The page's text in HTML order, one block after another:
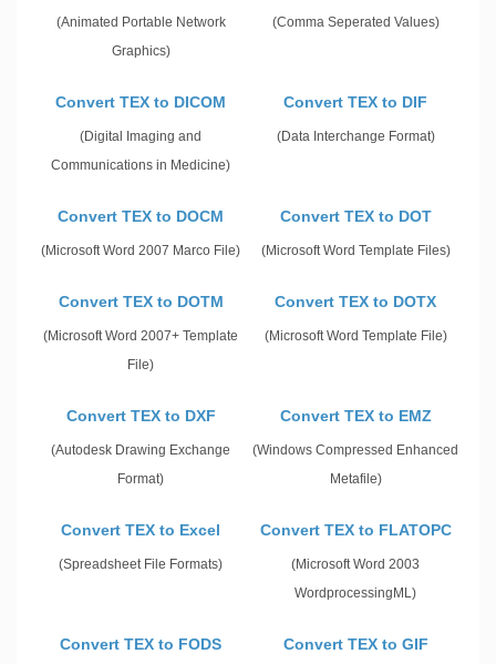
(Animated Portable Network
Graphics)
(Comma Seperated Values)
Convert TEX to DICOM
(Digital Imaging and
Communications in Medicine)
Convert TEX to DIF
(Data Interchange Format)
Convert TEX to DOCM
(Microsoft Word 2007 Marco File)
Convert TEX to DOT
(Microsoft Word Template Files)
Convert TEX to DOTM
(Microsoft Word 2007+ Template
File)
Convert TEX to DOTX
(Microsoft Word Template File)
Convert TEX to DXF
(Autodesk Drawing Exchange
Format)
Convert TEX to EMZ
(Windows Compressed Enhanced
Metafile)
Convert TEX to Excel
(Spreadsheet File Formats)
Convert TEX to FLATOPC
(Microsoft Word 2003
WordprocessingML)
Convert TEX to FODS Convert TEX to GIF